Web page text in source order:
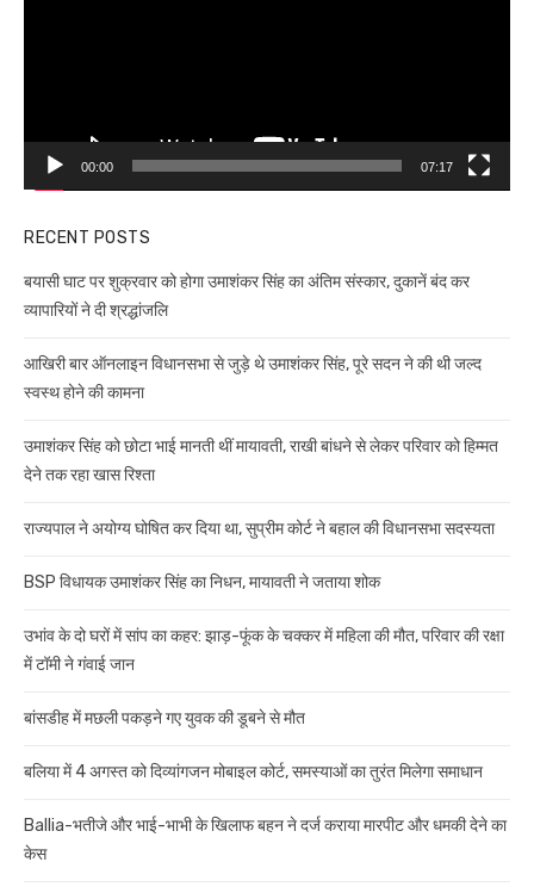
00:00 07:17
RECENT POSTS
बयासी घाट पर शुक्रवार को होगा उमाशंकर सिंह का अंतिम संस्कार, दुकानें बंद कर
व्यापारियों ने दी श्रद्धांजलि
आखिरी बार ऑनलाइन विधानसभा से जुड़े थे उमाशंकर सिंह, पूरे सदन ने की थी जल्द
स्वस्थ होने की कामना
उमाशंकर सिंह को छोटा भाई मानती थीं मायावती, राखी बांधने से लेकर परिवार को हिम्मत
देने तक रहा खास रिश्ता
राज्यपाल ने अयोग्य घोषित कर दिया था, सुप्रीम कोर्ट ने बहाल की विधानसभा सदस्यता
BSP विधायक उमाशंकर सिंह का निधन, मायावती ने जताया शोक
उभांव के दो घरों में सांप का कहर: झाड़-फूंक के चक्कर में महिला की मौत, परिवार की रक्षा
में टॉमी ने गंवाई जान
बांसडीह में मछली पकड़ने गए युवक की डूबने से मौत
बलिया में 4 अगस्त को दिव्यांगजन मोबाइल कोर्ट, समस्याओं का तुरंत मिलेगा समाधान
Ballia-भतीजे और भाई-भाभी के खिलाफ बहन ने दर्ज कराया मारपीट और धमकी देने का
केस